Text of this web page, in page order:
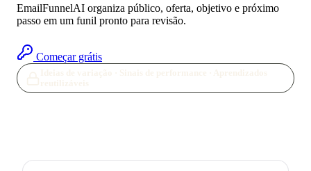
EmailFunnelAI organiza público, oferta, objetivo e próximo
passo em um funil pronto para revisão.
Começar grátis